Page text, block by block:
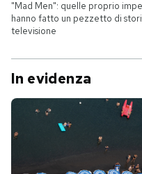
"Mad Men": quelle proprio
hanno fatto un pezzetto di
televisione
In evidenza